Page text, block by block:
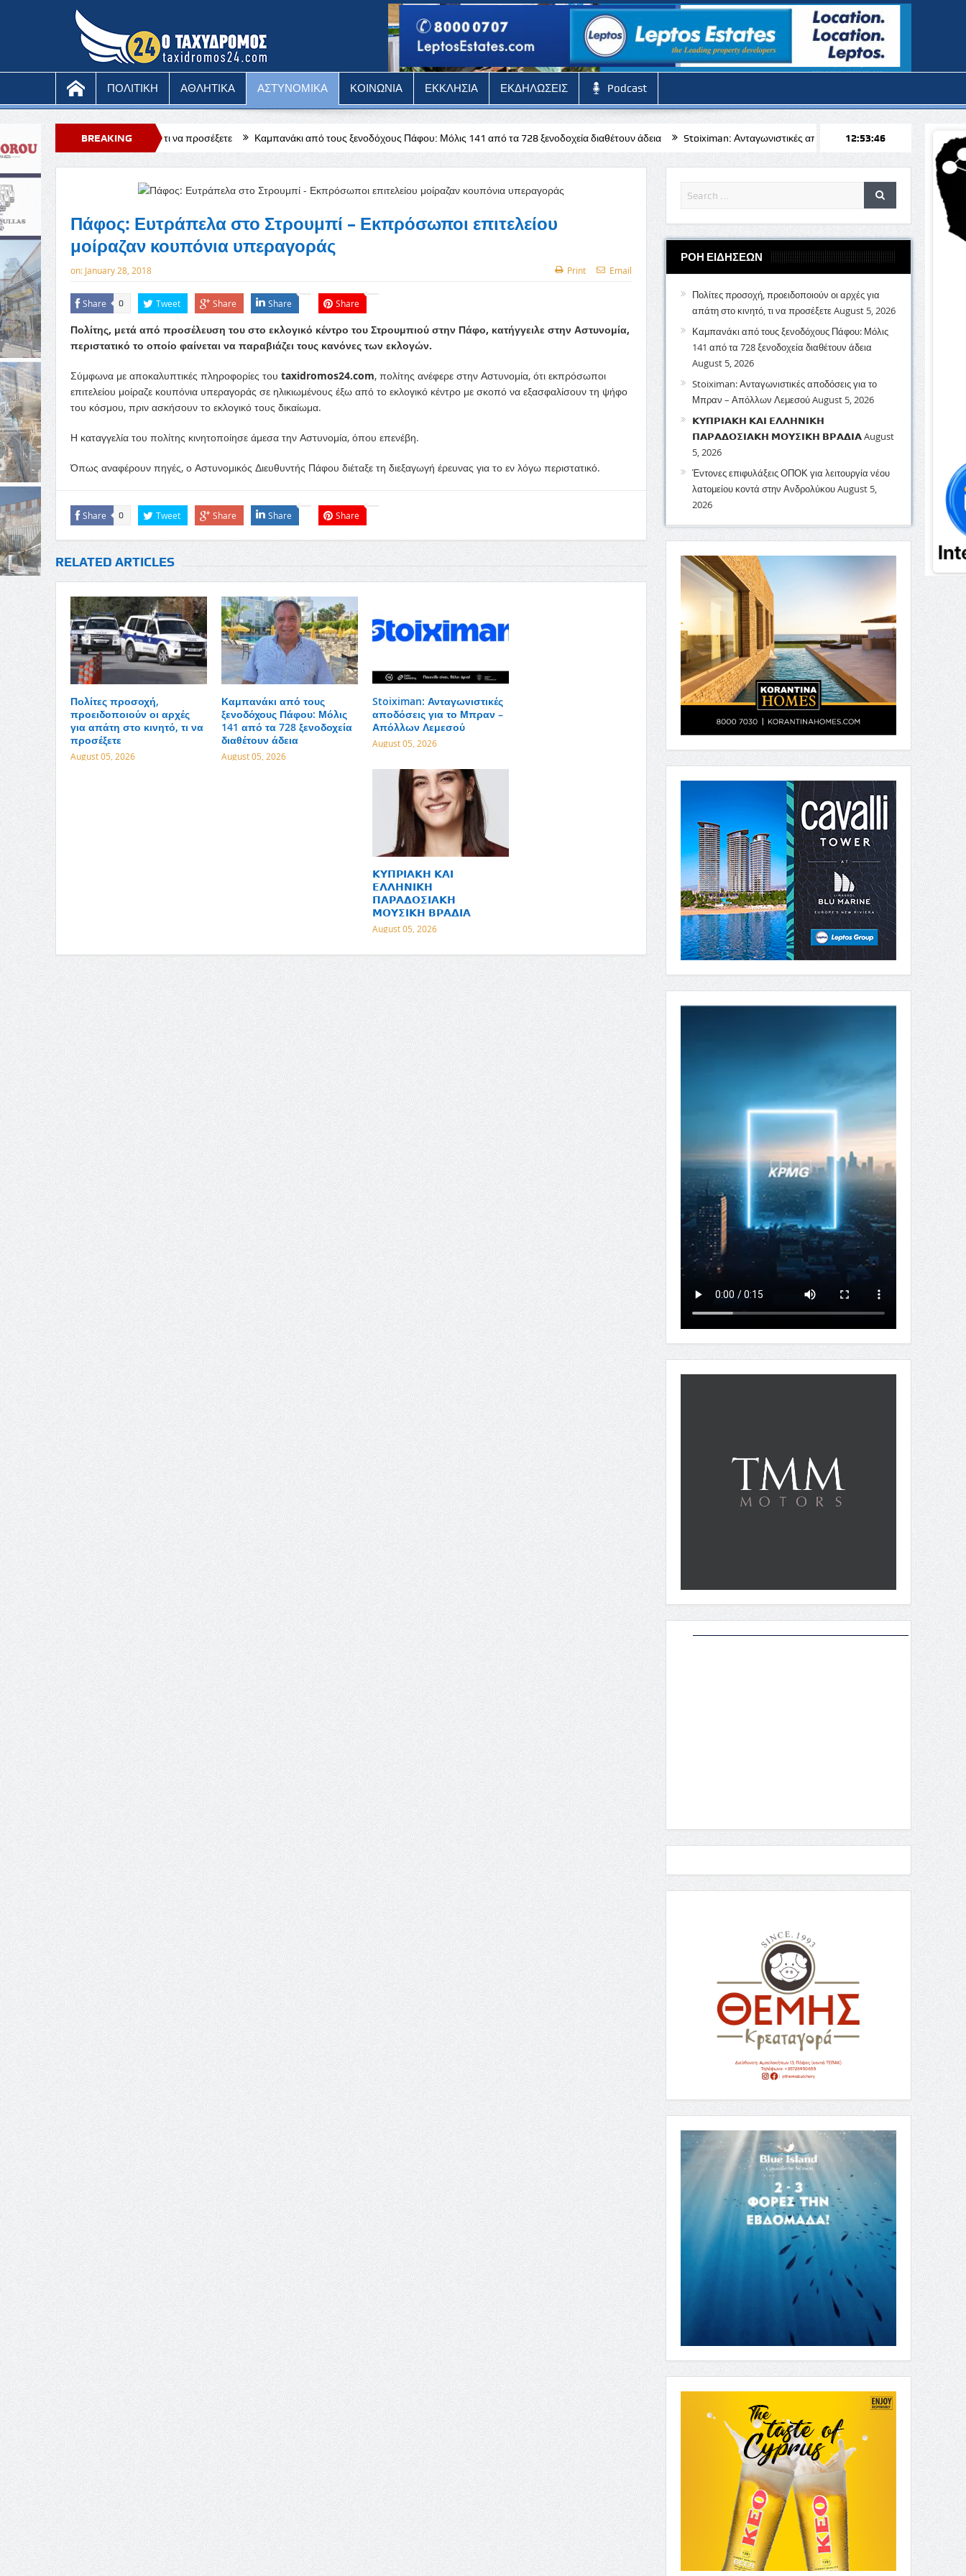
ΠΟΛΙΤΙΚΗ ΑΘΛΗΤΙΚΑ ΑΣΤΥΝΟΜΙΚΑ ΚΟΙΝΩΝΙΑ ΕΚΚΛΗΣΙΑ ΕΚΔΗΛΩΣΕΙΣ Podcast
BREAKING
NEWS
στο κινητό, τι να προσέξετε Καμπανάκι από τους ξενοδόχους Πάφου: Μόλις 141 από τα 728 ξενοδοχεία διαθέτουν άδεια Stoiximan: Ανταγωνιστικές αποδόσεις για το Μπραν – Απόλλων Λεμεσού
12:53:48
Πάφος: Ευτράπελα στο Στρουμπί – Εκπρόσωποι επιτελείου
μοίραζαν κουπόνια υπεραγοράς
on: January 28, 2018 Print Email
Share 0 Tweet Share Share Share
Πολίτης, μετά από προσέλευση του στο εκλογικό κέντρο του Στρουμπιού στην Πάφο, κατήγγειλε στην Αστυνομία,
περιστατικό το οποίο φαίνεται να παραβιάζει τους κανόνες των εκλογών.
Σύμφωνα με αποκαλυπτικές πληροφορίες του taxidromos24.com, πολίτης ανέφερε στην Αστυνομία, ότι εκπρόσωποι
επιτελείου μοίραζε κουπόνια υπεραγοράς σε ηλικιωμένους έξω από το εκλογικό κέντρο με σκοπό να εξασφαλίσουν τη ψήφο
του κόσμου, πριν ασκήσουν το εκλογικό τους δικαίωμα.
Η καταγγελία του πολίτης κινητοποίησε άμεσα την Αστυνομία, όπου επενέβη.
Όπως αναφέρουν πηγές, ο Αστυνομικός Διευθυντής Πάφου διέταξε τη διεξαγωγή έρευνας για το εν λόγω περιστατικό.
Share 0 Tweet Share Share Share
RELATED ARTICLES
Πολίτες προσοχή,
προειδοποιούν οι αρχές
για απάτη στο κινητό, τι να
προσέξετε
August 05, 2026
Καμπανάκι από τους
ξενοδόχους Πάφου: Μόλις
141 από τα 728 ξενοδοχεία
διαθέτουν άδεια
August 05, 2026
Stoiximan: Ανταγωνιστικές
αποδόσεις για το Μπραν –
Απόλλων Λεμεσού
August 05, 2026
𝝟𝝪𝝥𝝦𝝞𝝖𝝟𝝜 𝝟𝝖𝝞
𝝚𝝠𝝠𝝜𝝢𝝞𝝟𝝜
𝝥𝝖𝝦𝝖𝝙𝝤𝝨𝝞𝝖𝝟𝝜
𝝡𝝤𝝪𝝨𝝞𝝟𝝜 𝝗𝝦𝝖𝝙𝝞𝝖
August 05, 2026
ΡΟΗ ΕΙΔΗΣΕΩΝ
Πολίτες προσοχή, προειδοποιούν οι αρχές για
απάτη στο κινητό, τι να προσέξετεAugust 5, 2026
Καμπανάκι από τους ξενοδόχους Πάφου: Μόλις
141 από τα 728 ξενοδοχεία διαθέτουν άδεια
August 5, 2026
Stoiximan: Ανταγωνιστικές αποδόσεις για το
Μπραν – Απόλλων ΛεμεσούAugust 5, 2026
𝝟𝝪𝝥𝝦𝝞𝝖𝝟𝝜 𝝟𝝖𝝞 𝝚𝝠𝝠𝝜𝝢𝝞𝝟𝝜
𝝥𝝖𝝦𝝖𝝙𝝤𝝨𝝞𝝖𝝟𝝜 𝝡𝝤𝝪𝝨𝝞𝝟𝝜 𝝗𝝦𝝖𝝙𝝞𝝖August
5, 2026
Έντονες επιφυλάξεις ΟΠΟΚ για λειτουργία νέου
λατομείου κοντά στην ΑνδρολύκουAugust 5,
2026